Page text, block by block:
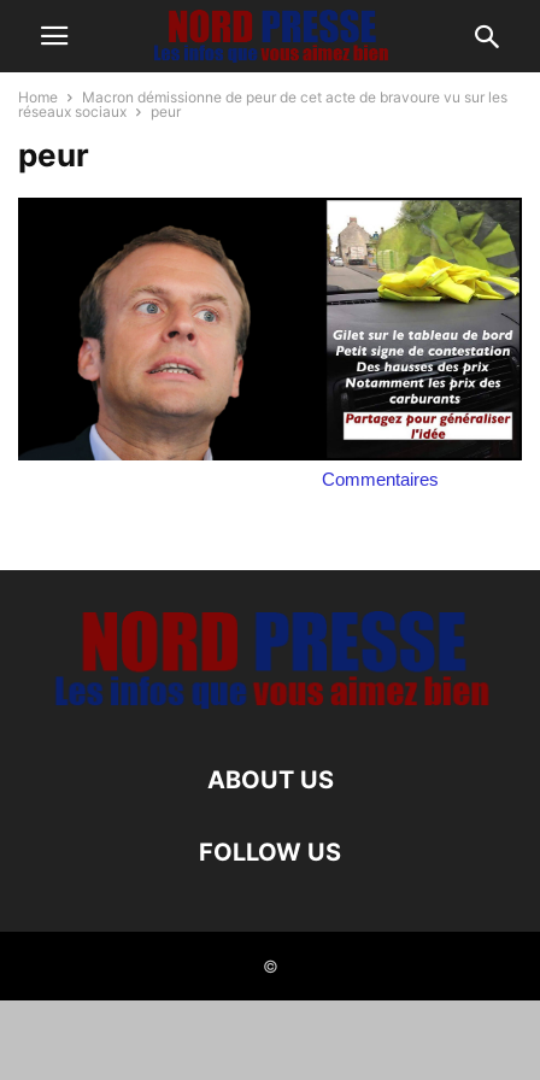
Home
Macron démissionne de peur de cet acte de bravoure vu sur les
réseaux sociaux
peur
peur
Commentaires
ABOUT US
FOLLOW US
©